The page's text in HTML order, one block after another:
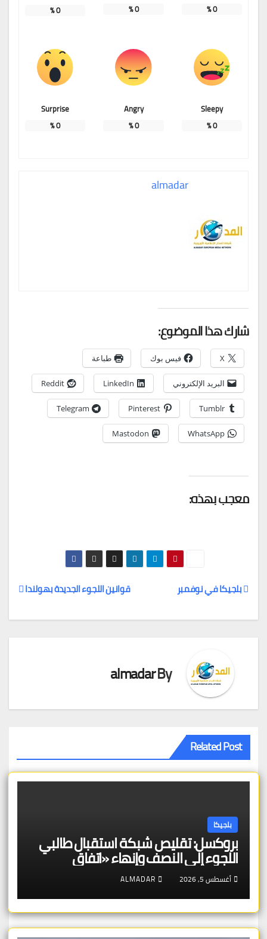
0
%
0
%
0
%
Sleepy
0
%
Angry
0
%
Surprise
0
%
almadar
شارك هذا الموضوع:
X فيس بوك طباعة
البريد الإلكتروني LinkedIn
Reddit
Tumblr
Pinterest
Telegram
WhatsApp
Mastodon
معجب بهذه:
تصفّح
قوانين اللجوء الجديدة بهولندا بلجيكا في نوفمبر
By
almadar
Related Post
بلجيكا
بروكسل: تقليص شبكة استقبال طالبي
اللجوء إلى النصف وإنهاء «اتفاق
بروكسل»
أغسطس 5, 2026 ALMADAR